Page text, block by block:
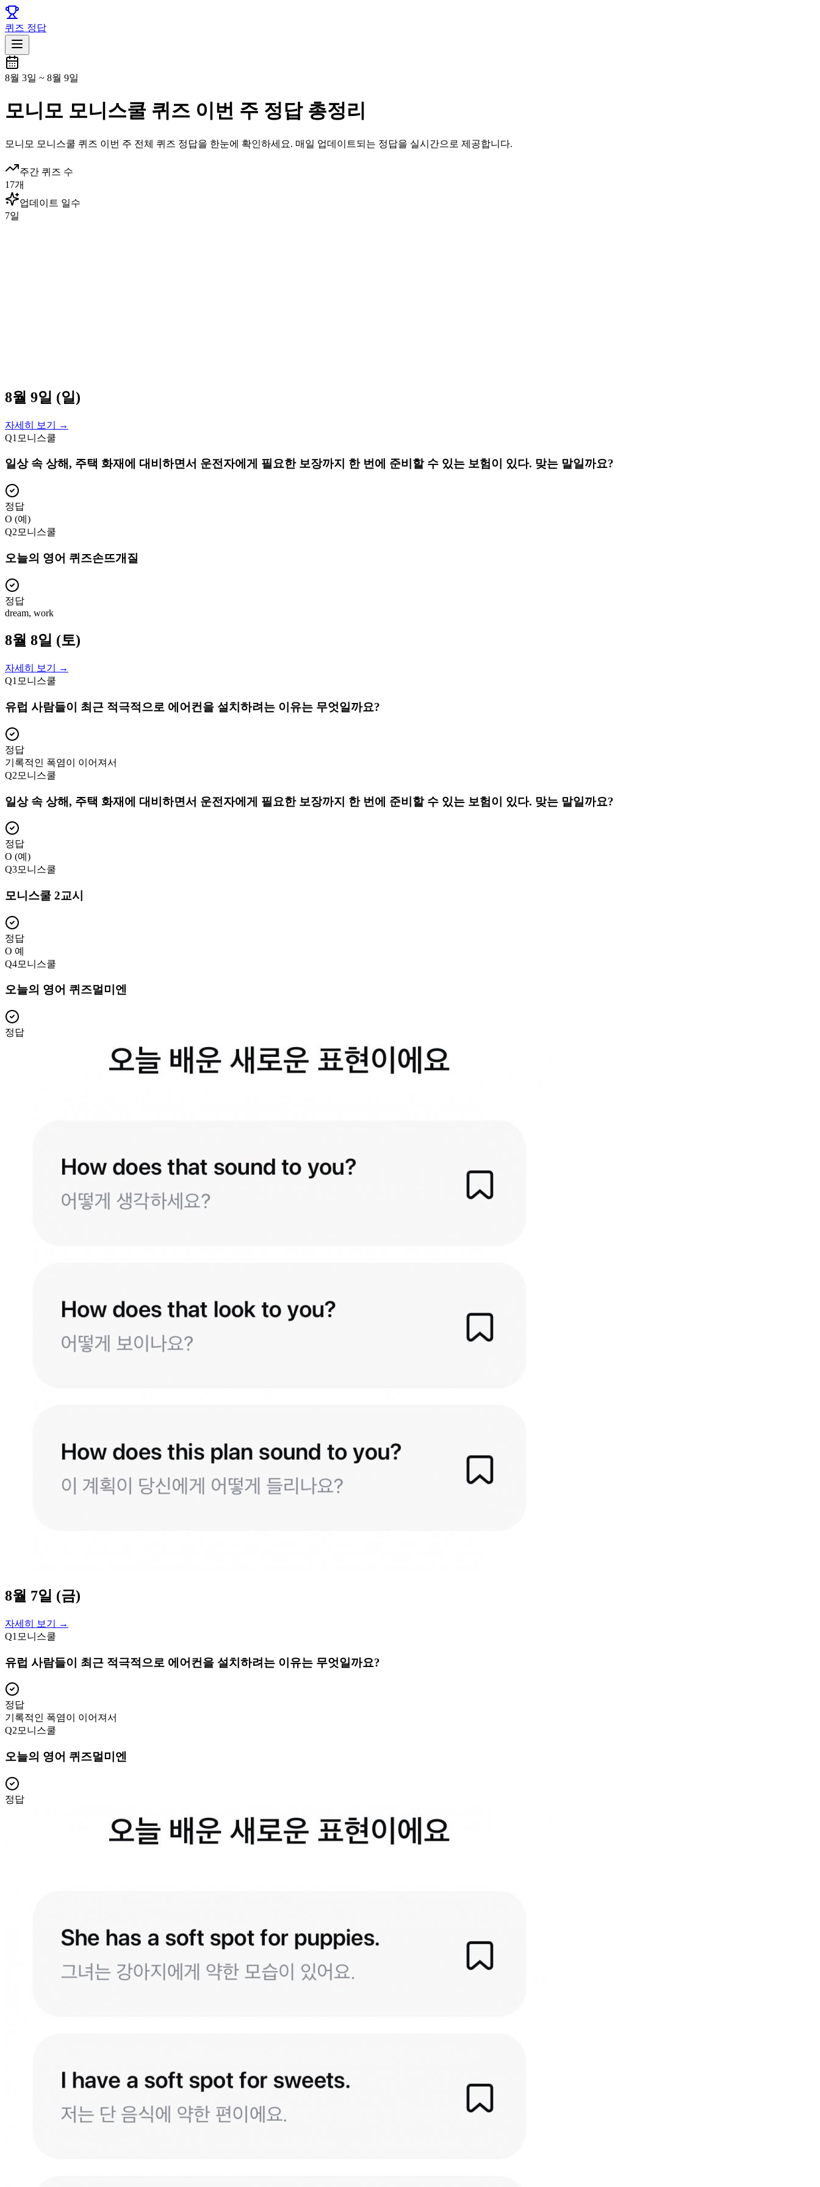
퀴즈 정답
8월 3일 ~ 8월 9일
모니모 모니스쿨 퀴즈 이번 주 정답 총정리
모니모 모니스쿨 퀴즈 이번 주 전체 퀴즈 정답을 한눈에 확인하세요. 매일 업데이트되는 정답을 실시간으로 제공합니다.
주간 퀴즈 수
17개
업데이트 일수
7일
8월 9일 (일)
자세히 보기 →
Q1 모니스쿨
일상 속 상해, 주택 화재에 대비하면서 운전자에게 필요한 보장까지 한 번에 준비할 수 있는 보험이 있다. 맞는 말일까요?
정답
O (예)
Q2 모니스쿨
오늘의 영어 퀴즈손뜨개질
정답
dream, work
8월 8일 (토)
자세히 보기 →
Q1 모니스쿨
유럽 사람들이 최근 적극적으로 에어컨을 설치하려는 이유는 무엇일까요?
정답
기록적인 폭염이 이어져서
Q2 모니스쿨
일상 속 상해, 주택 화재에 대비하면서 운전자에게 필요한 보장까지 한 번에 준비할 수 있는 보험이 있다. 맞는 말일까요?
정답
O (예)
Q3모니스쿨
모니스쿨 2교시
정답
O 예
Q4모니스쿨
오늘의 영어 퀴즈멀미엔
정답
8월 7일 (금)
자세히 보기 →
Q1 모니스쿨
유럽 사람들이 최근 적극적으로 에어컨을 설치하려는 이유는 무엇일까요?
정답
기록적인 폭염이 이어져서
Q2 모니스쿨
오늘의 영어 퀴즈멀미엔
정답